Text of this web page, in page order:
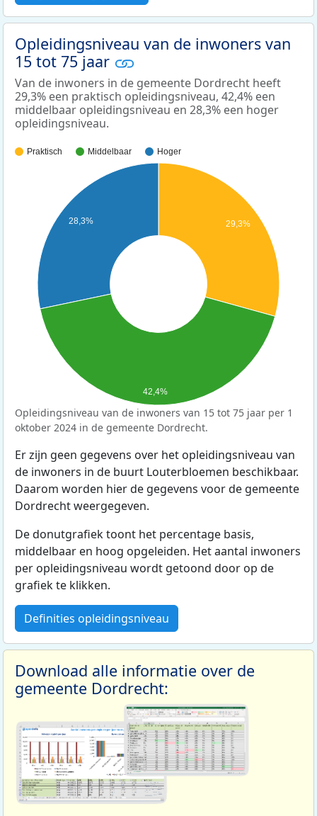
Opleidingsniveau van de inwoners van
15 tot 75 jaar
Van de inwoners in de gemeente Dordrecht heeft
29,3% een praktisch opleidingsniveau, 42,4% een
middelbaar opleidingsniveau en 28,3% een hoger
opleidingsniveau.
Praktisch Middelbaar Hoger
29,3%
28,3%
42,4%
Opleidingsniveau van de inwoners van 15 tot 75 jaar per 1
oktober 2024 in de gemeente Dordrecht.
Er zijn geen gegevens over het opleidingsniveau van
de inwoners in de buurt Louterbloemen beschikbaar.
Daarom worden hier de gegevens voor de gemeente
Dordrecht weergegeven.
De donutgrafiek toont het percentage basis,
middelbaar en hoog opgeleiden. Het aantal inwoners
per opleidingsniveau wordt getoond door op de
grafiek te klikken.
Definities opleidingsniveau
Download alle informatie over de
gemeente Dordrecht: